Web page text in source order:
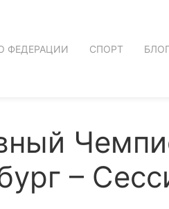
ФЕДЕРАЦИИ СПОРТ
–